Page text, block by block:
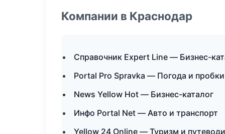
Компании в Краснодар
Справочник Expert Line — Бизнес-
Portal Pro Spravka — Погода и пробки
News Yellow Hot — Бизнес-каталог
Инфо Portal Net — Авто и транспорт
Yellow 24 Online — Туризм и